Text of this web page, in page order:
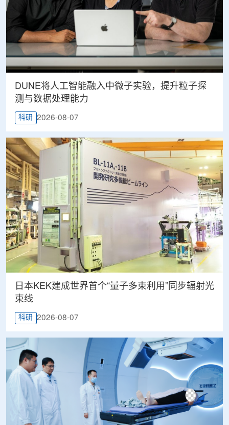
DUNE将人工智能融入中微子实验，提升粒子探
测与数据处理能力
科研 2026-08-07
日本KEK建成世界首个“量子多束利用”同步辐射光
束线
科研 2026-08-07